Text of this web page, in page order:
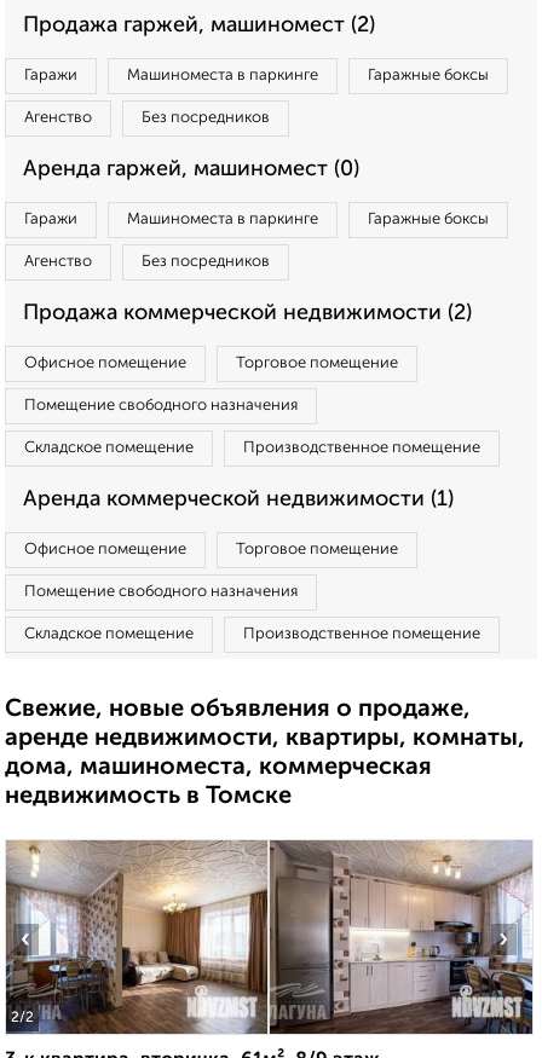
Продажа гаржей, машиномест (2)
Гаражи Машиноместа в паркинге Гаражные боксы
Агенство Без посредников
Аренда гаржей, машиномест (0)
Гаражи Машиноместа в паркинге Гаражные боксы
Агенство Без посредников
Продажа коммерческой недвижимости (2)
Офисное помещение Торговое помещение
Помещение свободного назначения
Складское помещение Производственное помещение
Аренда коммерческой недвижимости (1)
Офисное помещение Торговое помещение
Помещение свободного назначения
Складское помещение Производственное помещение
Свежие, новые объявления о продаже,
аренде недвижимости, квартиры, комнаты,
дома, машиноместа, коммерческая
недвижимость в Томске
2/2
‹ ›